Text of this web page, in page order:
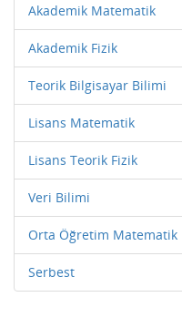
Akademik Matematik
Akademik Fizik
Teorik Bilgisayar Bilimi
Lisans Matematik
Lisans Teorik Fizik
Veri Bilimi
Orta Öğretim Matematik
Serbest